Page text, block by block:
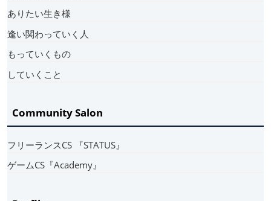
ありたい生き様
逢い関わっていく人
もっていくもの
していくこと
Community Salon
フリーランスCS 『STATUS』
ゲームCS『Academy』